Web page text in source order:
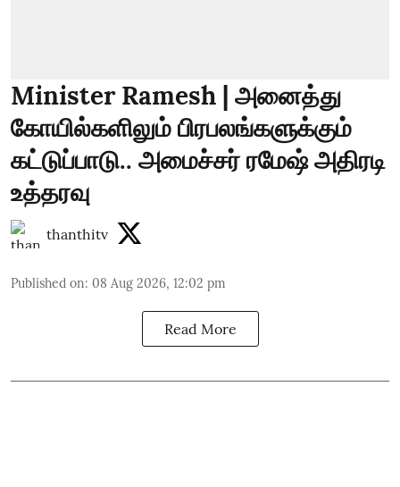
Minister Ramesh | அனைத்து
கோயில்களிலும் பிரபலங்களுக்கும்
கட்டுப்பாடு.. அமைச்சர் ரமேஷ் அதிரடி
உத்தரவு
thanthitv
Published on: 08 Aug 2026, 12:02 pm
Read More